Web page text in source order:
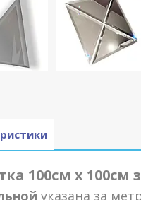
100см х 100см
указана за